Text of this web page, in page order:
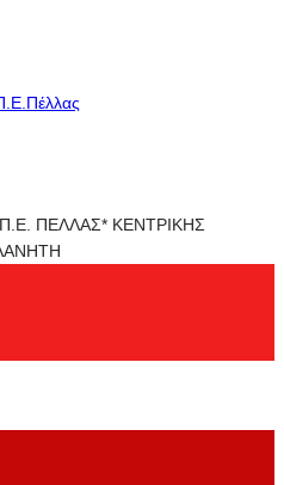
ΠΕΛΛΑΣ* ΚΕΝΤΡΙΚΗΣ